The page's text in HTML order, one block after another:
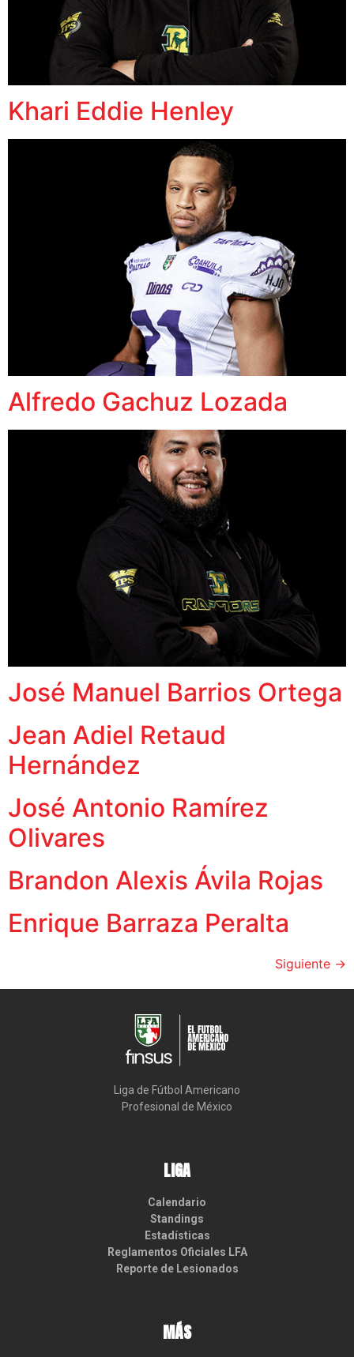
Khari Eddie Henley
Alfredo Gachuz Lozada
José Manuel Barrios Ortega
Jean Adiel Retaud
Hernández
José Antonio Ramírez
Olivares
Brandon Alexis Ávila Rojas
Enrique Barraza Peralta
Siguiente →
Liga de Fútbol Americano
Profesional de México
LIGA
Calendario
Standings
Estadísticas
Reglamentos Oficiales LFA
Reporte de Lesionados
MÁS